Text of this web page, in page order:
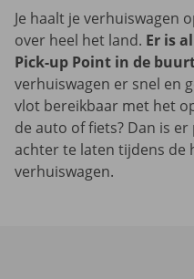
Je haalt je verhuiswagen
over heel het land. Er is
Pick-up Point in de
verhuiswagen er snel en
vlot bereikbaar met het
de auto of fiets? Dan is
achter te laten tijdens de
verhuiswagen.